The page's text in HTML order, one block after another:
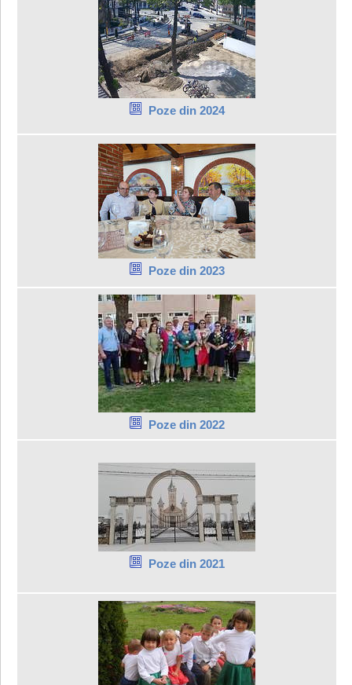
Poze din 2024
Poze din 2023
Poze din 2022
Poze din 2021